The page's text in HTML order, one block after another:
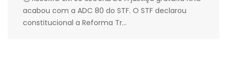
acabou com a ADC 80 do STF. O STF declarou
constitucional a Reforma Tr...